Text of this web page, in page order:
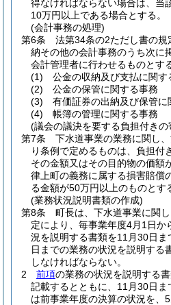
得なければならない場合は、当
10万円以上である場合とする。
(会計事務の処理)
第6条
法第34条の2ただし書の規
納その他の会計事務のうち次に
会計管理者に行わせるものとす
(1)
公金の収納及び支払に関す
(2)
公金の保管に関する事務
(3)
有価証券の出納及び保管に
(4)
帳簿の管理に関する事務
(議会の議決を要する負担付きの
第7条
下水道事業の業務に関し
り条例で定めるものは、負担付
その金額又はその目的物の価額
律上町の義務に属する損害賠償
る金額が50万円以上のものとす
(業務状況説明書類の作成)
第8条
町長は、下水道事業に関
定により、毎事業年度4月1日か
況を説明する書類を11月30日ま
日までの業務の状況を説明する
しなければならない。
2
前項の業務の状況を説明する
記載するとともに、11月30日
は前事業年度の決算の状況を、